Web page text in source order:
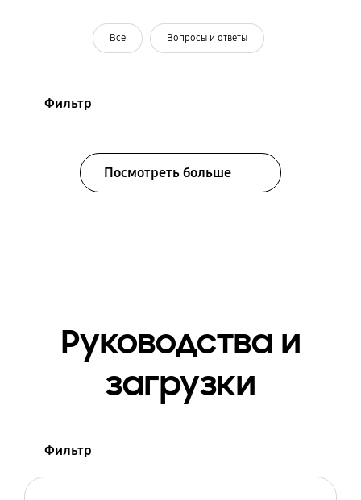
Все Вопросы и ответы
Фильтр
Посмотреть больше
Руководства и
загрузки
Фильтр